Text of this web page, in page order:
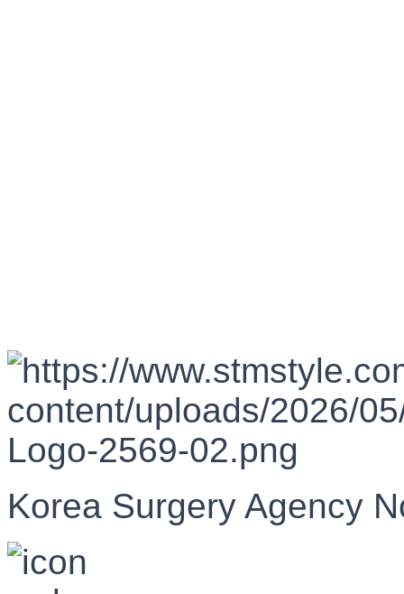
Korea Surgery Agency